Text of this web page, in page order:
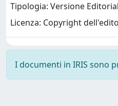
Tipologia: Versione
Licenza: Copyright
I documenti in IRIS sono